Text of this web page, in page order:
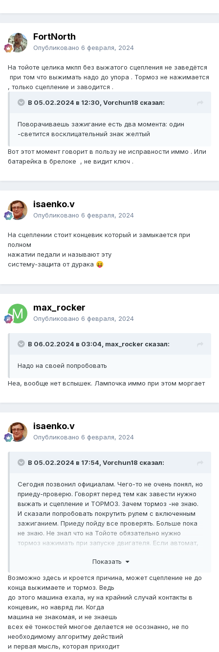
FоrtNorth
Опубликовано 6 февраля, 2024
На тойоте целика мкпп без выжатого сцепления не заведётся
при том что выжимать надо до упора . Тормоз не нажимается
, только сцепление и заводится .
В 05.02.2024 в 12:30, Vorchun18 сказал:
Поворачиваешь зажигание есть два момента: один
-светится восклицательный знак желтый
Вот этот момент говорит в пользу не исправности иммо . Или
батарейка в брелоке , не видит ключ .
isaenko.v
Опубликовано 6 февраля, 2024
На сцеплении стоит концевик который и замыкается при
полном
нажатии педали и называют эту
систему-защита от дурака 😝
max_rocker
Опубликовано 6 февраля, 2024
В 06.02.2024 в 03:04, max_rocker сказал:
Надо на своей попробовать
Неа, вообще нет вспышек. Лампочка иммо при этом моргает
isaenko.v
Опубликовано 6 февраля, 2024
В 05.02.2024 в 17:54, Vorchun18 сказал:
Сегодня позвонил официалам. Чего-то не очень понял, но
приеду-проверю. Говорят перед тем как завести нужно
выжать и сцепление и ТОРМОЗ. Зачем тормоз -не знаю.
И сказали попробовать покрутить рулем с включенным
зажиганием. Приеду пойду все проверять. Больше пока
не знаю. Не знал что на Тойоте обязательно нужно
тормоз нажимать при запуске двигателя. Если автомат,
Показать
Возможно здесь и кроется причина, может сцепление не до
конца выжимаете и тормоз. Ведь
до этого машина ехала, ну на крайний случай контакты в
концевик, но навряд ли. Когда
машина не знакомая, и не знаешь
всех её тонкостей многое делается не осознанно, не по
необходимому алгоритму действий
и первая мысль, которая приходит